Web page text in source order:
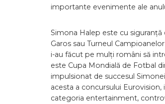
importante evenimente ale
Simona Halep este cu
Garos sau Turneul
i-au făcut pe mulți români să
este Cupa Mondială de Fotbal
impulsionat de succesul
acesta a concursului
categoria entertainment,